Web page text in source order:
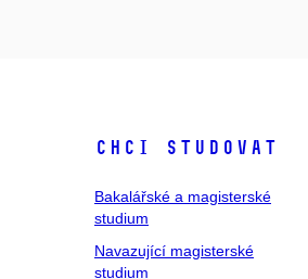
Chci studovat
Bakalářské a magisterské
studium
Navazující magisterské
studium